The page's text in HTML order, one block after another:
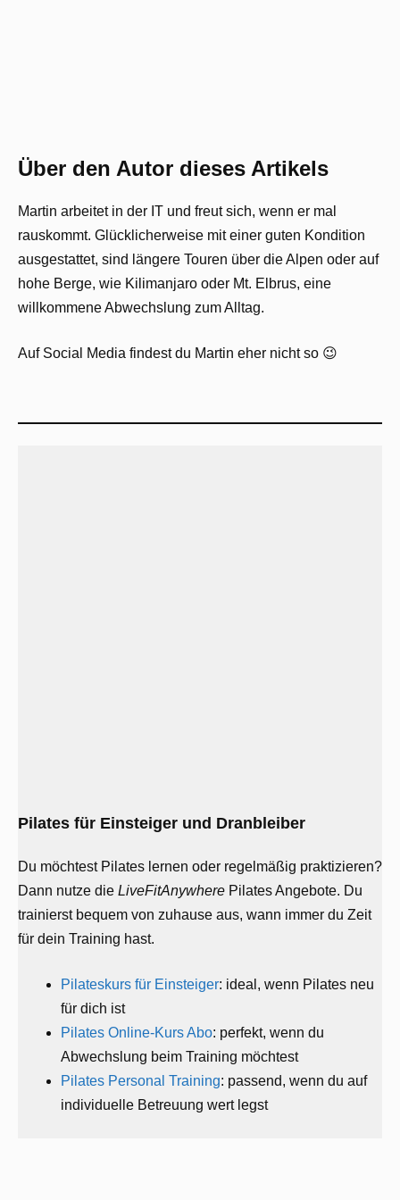
Über den Autor dieses Artikels
Martin arbeitet in der IT und freut sich, wenn er mal
rauskommt. Glücklicherweise mit einer guten Kondition
ausgestattet, sind längere Touren über die Alpen oder auf
hohe Berge, wie Kilimanjaro oder Mt. Elbrus, eine
willkommene Abwechslung zum Alltag.
Auf Social Media findest du Martin eher nicht so 😉
Pilates für Einsteiger und Dranbleiber
Du möchtest Pilates lernen oder regelmäßig praktizieren?
Dann nutze die LiveFitAnywhere Pilates Angebote. Du
trainierst bequem von zuhause aus, wann immer du Zeit
für dein Training hast.
Pilateskurs für Einsteiger: ideal, wenn Pilates neu
für dich ist
Pilates Online-Kurs Abo: perfekt, wenn du
Abwechslung beim Training möchtest
Pilates Personal Training: passend, wenn du auf
individuelle Betreuung wert legst